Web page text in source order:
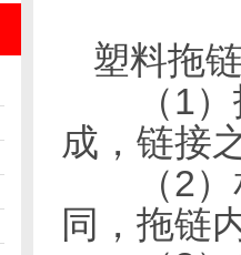
塑料拖
（1）
成，链接
（2）相
同，拖链